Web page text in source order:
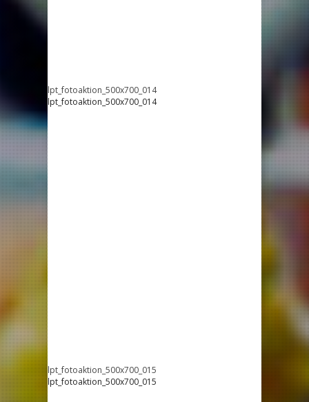
lpt_fotoaktion_500x700_014
lpt_fotoaktion_500x700_014
lpt_fotoaktion_500x700_015
lpt_fotoaktion_500x700_015